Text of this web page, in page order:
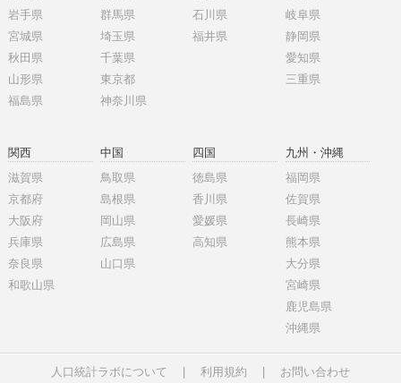
岩手県
宮城県
秋田県
山形県
福島県
群馬県
埼玉県
千葉県
東京都
神奈川県
石川県
福井県
岐阜県
静岡県
愛知県
三重県
関西
滋賀県
京都府
大阪府
兵庫県
奈良県
和歌山県
中国
鳥取県
島根県
岡山県
広島県
山口県
四国
徳島県
香川県
愛媛県
高知県
九州・沖縄
福岡県
佐賀県
長崎県
熊本県
大分県
宮崎県
鹿児島県
沖縄県
人口統計ラボについて 利用規約 お問い合わせ